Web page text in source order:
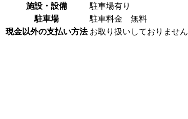
施設・設備
駐車場有り
駐車場
駐車料金 無料
現金以外の支払い方法 お取り扱いしておりません